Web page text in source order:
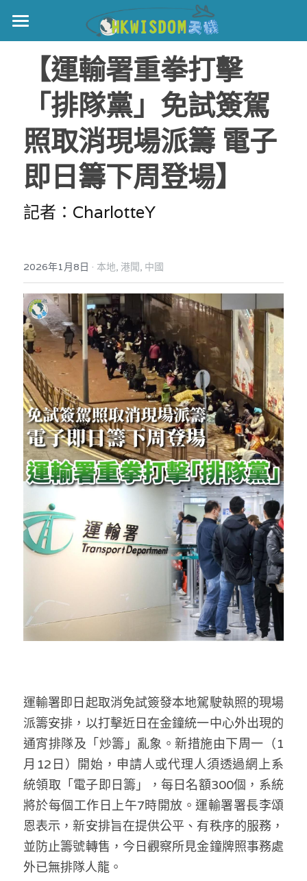
主頁
世界盃
伊美戰爭
黎智英案
正本清源•黎智英案
美西媒體謊言實錄
宏福火災
宏福‧革新
宏福火災正視聽
記錄．宏福苑火災
港聞
國際
娛樂
反華推手你要知
反華推手懶人包
民主派騙案十式
反華推手起底
美西霸凌內幕
真相直擊
極端暴恐實錄
KOL 專欄
林淑芳專欄
屈穎妍專欄
朱庭萱專欄
黃萬成專欄
招國偉專欄
林伯強專欄
KOL 精選
大衛sir專欄
曾子晴 - 晴深直說
龔靜儀大律師專欄
陳貴春大律師專欄
陳子遷律師專欄
絕密法庭檔案
醫院口岸爆炸案
屠龍小隊案
支聯會案
35+顛覆案
生活
吃喝玩指南
親子
花生仔漫畫週記
關於我們
投稿熱線
條款及細則
繁體中文
【運輸署重拳打擊
「排隊黨」免試簽駕
照取消現場派籌 電子
即日籌下周登場】
記者：CharlotteY
2026年1月8日 · 本地, 港聞, 中國
運輸署即日起取消免試簽發本地駕駛執照的現場
派籌安排，以打擊近日在金鐘統一中心外出現的
通宵排隊及「炒籌」亂象。新措施由下周一（1
月12日）開始，申請人或代理人須透過網上系
統領取「電子即日籌」，每日名額300個，系統
將於每個工作日上午7時開放。運輸署署長李頌
恩表示，新安排旨在提供公平、有秩序的服務，
並防止籌號轉售，今日觀察所見金鐘牌照事務處
外已無排隊人龍。